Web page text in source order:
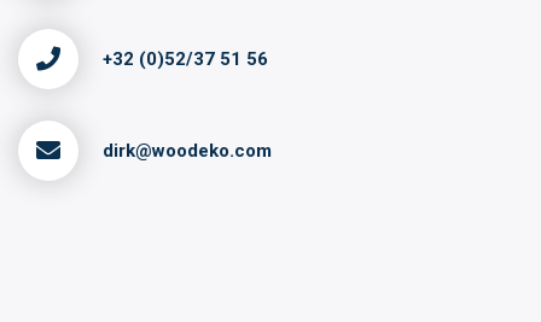
+32 (0)52/37 51 56
dirk@woodeko.com